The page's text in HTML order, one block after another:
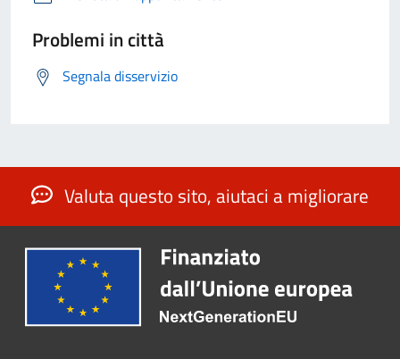
Problemi in città
Segnala disservizio
Valuta questo sito, aiutaci a migliorare